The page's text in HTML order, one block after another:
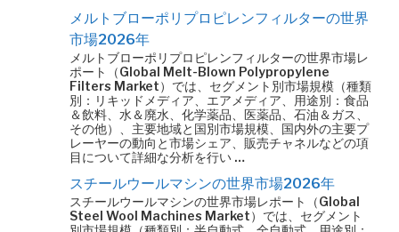
メルトブローポリプロピレンフィルターの世界
市場2026年
メルトブローポリプロピレンフィルターの世界市場レ
ポート（Global Melt-Blown Polypropylene
Filters Market）では、セグメント別市場規模（種類
別：リキッドメディア、エアメディア、用途別：食品
＆飲料、水＆廃水、化学薬品、医薬品、石油＆ガス、
その他）、主要地域と国別市場規模、国内外の主要プ
レーヤーの動向と市場シェア、販売チャネルなどの項
目について詳細な分析を行い …
スチールウールマシンの世界市場2026年
スチールウールマシンの世界市場レポート（Global
Steel Wool Machines Market）では、セグメント